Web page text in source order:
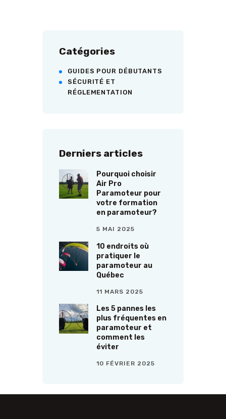
Catégories
GUIDES POUR DÉBUTANTS
SÉCURITÉ ET
RÉGLEMENTATION
Derniers articles
Pourquoi choisir
Air Pro
Paramoteur pour
votre formation
en paramoteur?
5 MAI 2025
10 endroits où
pratiquer le
paramoteur au
Québec
11 MARS 2025
Les 5 pannes les
plus fréquentes en
paramoteur et
comment les
éviter
10 FÉVRIER 2025